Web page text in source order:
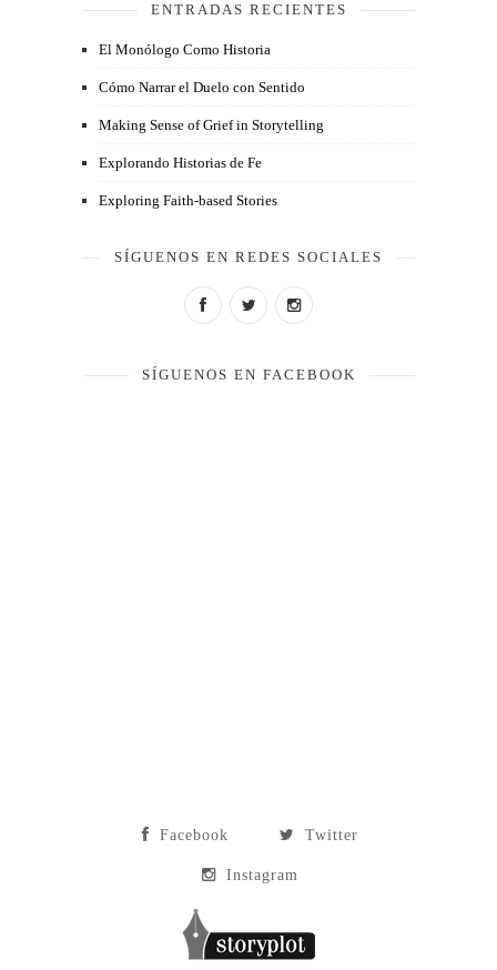
ENTRADAS RECIENTES
El Monólogo Como Historia
Cómo Narrar el Duelo con Sentido
Making Sense of Grief in Storytelling
Explorando Historias de Fe
Exploring Faith-based Stories
SÍGUENOS EN REDES SOCIALES
SÍGUENOS EN FACEBOOK
Facebook Twitter
Instagram